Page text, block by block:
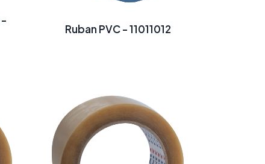
-
Ruban PVC - 11011012